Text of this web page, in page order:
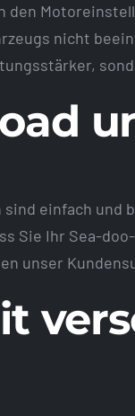
den
nicht
einfach
Sie Ihr Sea-
unser